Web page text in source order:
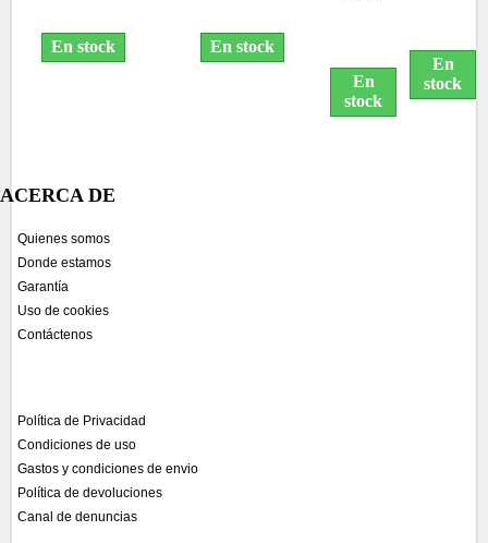
En stock
106R03480/106R03476
En stock
12.000 PAG
PREMIUM
En
stock
PREMIUM
En
stock
ACERCA DE
Quienes somos
Donde estamos
Garantía
Uso de cookies
Contáctenos
Política de Privacidad
Condiciones de uso
Gastos y condiciones de envio
Política de devoluciones
Canal de denuncias